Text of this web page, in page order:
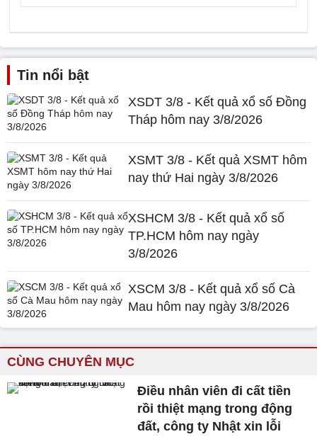
Tin nổi bật
XSDT 3/8 - Kết quả xổ số Đồng
Tháp hôm nay 3/8/2026
XSMT 3/8 - Kết quả XSMT hôm
nay thứ Hai ngày 3/8/2026
XSHCM 3/8 - Kết quả xổ số
TP.HCM hôm nay ngày
3/8/2026
XSCM 3/8 - Kết quả xổ số Cà
Mau hôm nay ngày 3/8/2026
CÙNG CHUYÊN MỤC
Điều nhân viên đi cất tiền
rồi thiệt mạng trong động
đất, công ty Nhật xin lỗi